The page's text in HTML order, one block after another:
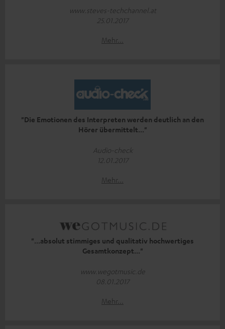
www.steves-techchannel.at
25.01.2017
Mehr...
"Die Emotionen des Interpreten werden deutlich an den
Hörer übermittelt..."
Audio-check
12.01.2017
Mehr...
"...absolut stimmiges und qualitativ hochwertiges
Gesamtkonzept..."
www.wegotmusic.de
08.01.2017
Mehr...